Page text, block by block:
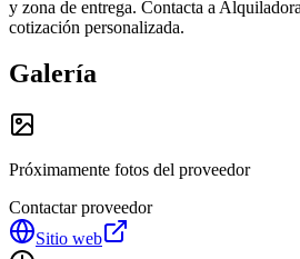
y zona de entrega. Contacta a
cotización personalizada.
Galería
Próximamente fotos del proveedor
Contactar proveedor
Sitio web